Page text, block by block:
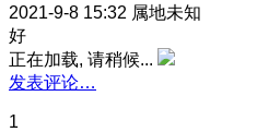
2021-9-8 15:32 属地未知
好
正在加载, 请稍候...
发表评论…
1